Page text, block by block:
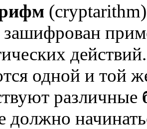
одной и той
различные
должно